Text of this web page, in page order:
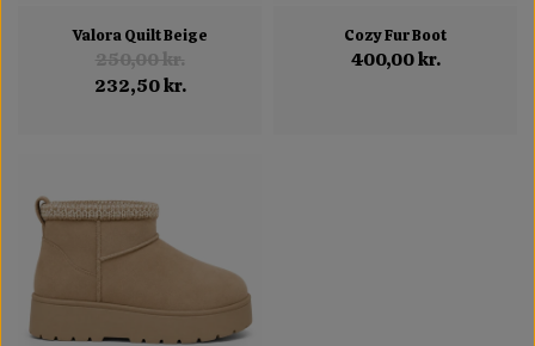
Valora Quilt Beige
250,00 kr.
232,50 kr.
Cozy Fur Boot
400,00 kr.